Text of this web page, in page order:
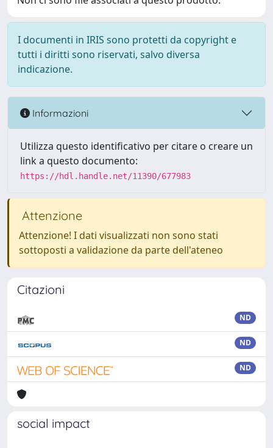
I documenti in IRIS sono protetti da copyright e
tutti i diritti sono riservati, salvo diversa
indicazione.
Informazioni
Utilizza questo identificativo per citare o creare un
link a questo documento:
https://hdl.handle.net/11390/677983
Attenzione
Attenzione! I dati visualizzati non sono stati
sottoposti a validazione da parte dell'ateneo
Citazioni
ND
ND
ND
social impact